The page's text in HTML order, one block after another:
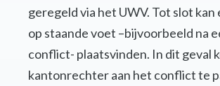
geregeld via het UWV. Tot slot kan
op staande voet –bijvoorbeeld na
conflict- plaatsvinden. In dit geval
kantonrechter aan het conflict te